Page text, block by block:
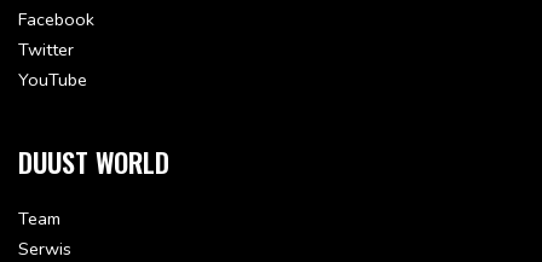
Facebook
Twitter
YouTube
DUUST WORLD
Team
Serwis